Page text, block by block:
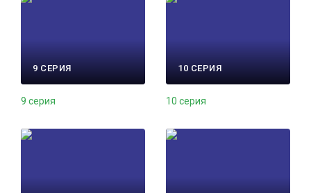
9 СЕРИЯ
9 серия
10 СЕРИЯ
10 серия